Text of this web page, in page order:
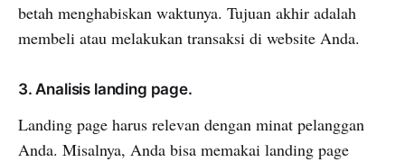
betah menghabiskan waktunya. Tujuan akhir adalah
membeli atau melakukan transaksi di website Anda.
3. Analisis landing page.
Landing page harus relevan dengan minat pelanggan
Anda. Misalnya, Anda bisa memakai landing page